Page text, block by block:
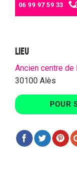
06 99 97 59 33
LIEU
Ancien centre
30100 Alès
POUR